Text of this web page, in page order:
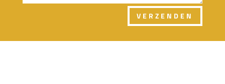
VERZENDEN